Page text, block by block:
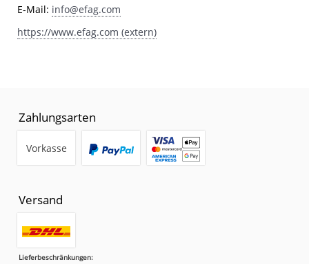
E-Mail: info@efag.com
https://www.efag.com (extern)
Zahlungsarten
Vorkasse
Versand
Lieferbeschränkungen: